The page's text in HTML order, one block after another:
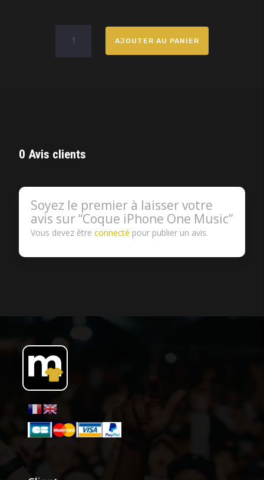
Coque
AJOUTER AU PANIER
0 Avis clients
Soyez le premier à laisser votre
avis sur “Coque iPhone One Music”
Vous devez êtreconnecté pour publier un avis.